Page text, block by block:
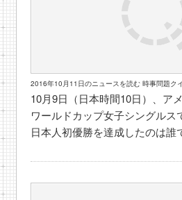
2016年10月11日のニュースを読む 時事問題ク
10月9日（日本時間10日）、ア
ワールドカップ女子シングルス
日本人初優勝を達成したのは誰